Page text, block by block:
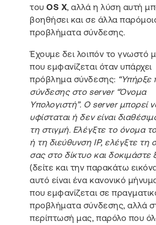
τουOS X, αλλά η λύση αυτή
βοηθήσει και σε άλλα
προβλήματα σύνδεσης.
Έχουμε δει λοιπόν το γνωστό
που εμφανίζεται όταν υπάρχει
πρόβλημα σύνδεσης: “Υπήρξε
σύνδεσης στο server “Όνομα
Υπολογιστή”. Ο server μπορεί
υφίσταται ή δεν είναι
τη στιγμή. Ελέγξτε το όνομα
ή τη διεύθυνση ΙΡ, ελέγξτε τη
σας στο δίκτυο και δοκιμάστε
(δείτε και την παρακάτω
αυτό είναι ένα κανονικό
που εμφανίζεται σε
προβλήματα σύνδεσης, αλλά
περίπτωσή μας, παρόλο που